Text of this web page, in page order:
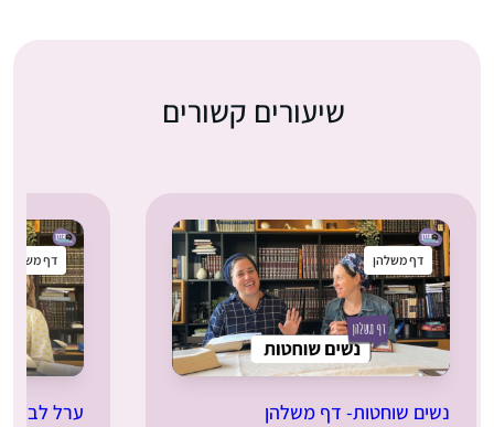
שיעורים קשורים
דף משלהן
נשים שוחטות- דף משלהן
דף משלהן
ערל לב-